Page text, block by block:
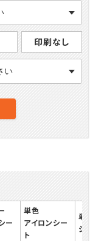
印刷なし
い
ー
単色
アイロンシー
ト
単
シ